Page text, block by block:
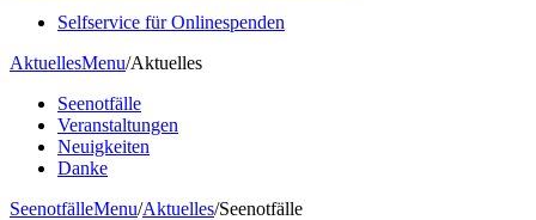
Selfservice für Onlinespenden
AktuellesMenu/Aktuelles
Seenotfälle
Veranstaltungen
Neuigkeiten
Danke
SeenotfälleMenu/Aktuelles/Seenotfälle